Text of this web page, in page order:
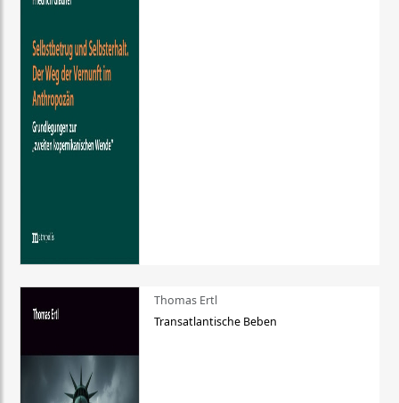
Thomas Ertl
Transatlantische Beben